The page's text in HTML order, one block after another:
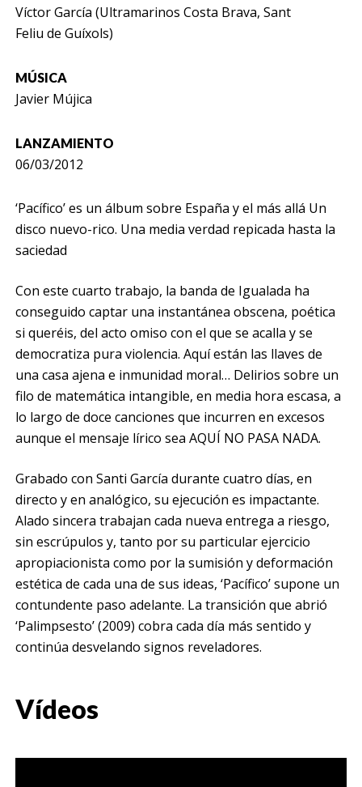
Víctor García (Ultramarinos Costa Brava, Sant
Feliu de Guíxols)
MÚSICA
Javier Mújica
LANZAMIENTO
06/03/2012
‘Pacífico’ es un álbum sobre España y el más allá Un
disco nuevo-rico. Una media verdad repicada hasta la
saciedad
Con este cuarto trabajo, la banda de Igualada ha
conseguido captar una instantánea obscena, poética
si queréis, del acto omiso con el que se acalla y se
democratiza pura violencia. Aquí están las llaves de
una casa ajena e inmunidad moral… Delirios sobre un
filo de matemática intangible, en media hora escasa, a
lo largo de doce canciones que incurren en excesos
aunque el mensaje lírico sea AQUÍ NO PASA NADA.
Grabado con Santi García durante cuatro días, en
directo y en analógico, su ejecución es impactante.
Alado sincera trabajan cada nueva entrega a riesgo,
sin escrúpulos y, tanto por su particular ejercicio
apropiacionista como por la sumisión y deformación
estética de cada una de sus ideas, ‘Pacífico’ supone un
contundente paso adelante. La transición que abrió
‘Palimpsesto’ (2009) cobra cada día más sentido y
continúa desvelando signos reveladores.
Vídeos